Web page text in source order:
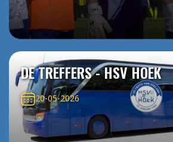
DE TREFFERS - HSV HOEK
20-05-2026